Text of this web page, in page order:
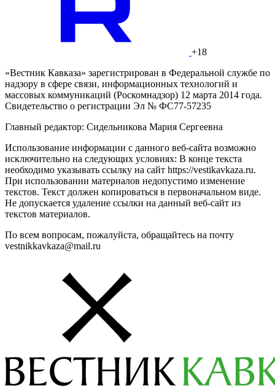
+18
«Вестник Кавказа» зарегистрирован в Федеральной службе по
надзору в сфере связи, информационных технологий и
массовых коммуникаций (Роскомнадзор) 12 марта 2014 года.
Свидетельство о регистрации Эл № ФС77-57235
Главный редактор: Сидельникова Мария Сергеевна
Использование информации с данного веб-сайта возможно
исключительно на следующих условиях: В конце текста
необходимо указывать ссылку на сайт https://vestikavkaza.ru.
При использовании материалов недопустимо изменение
текстов. Текст должен копироваться в первоначальном виде.
Не допускается удаление ссылки на данный веб-сайт из
текстов материалов.
По всем вопросам, пожалуйста, обращайтесь на почту
vestnikkavkaza@mail.ru